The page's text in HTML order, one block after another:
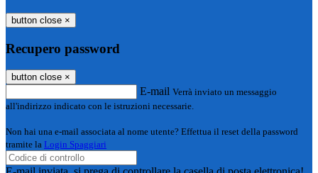
button close ×
Recupero password
button close ×
E-mail Verrà inviato un messaggio
all'indirizzo indicato con le istruzioni necessarie.
Non hai una e-mail associata al nome utente? Effettua il reset della password
tramite la Login Spaggiari